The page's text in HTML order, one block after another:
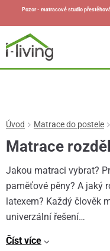
Pozor - matracové studio
Úvod Matrace do postele
Matrace
Jakou matraci vybrat?
paměťové pěny? A jaký
latexem? Každý člověk
univerzální řešení…
Číst více